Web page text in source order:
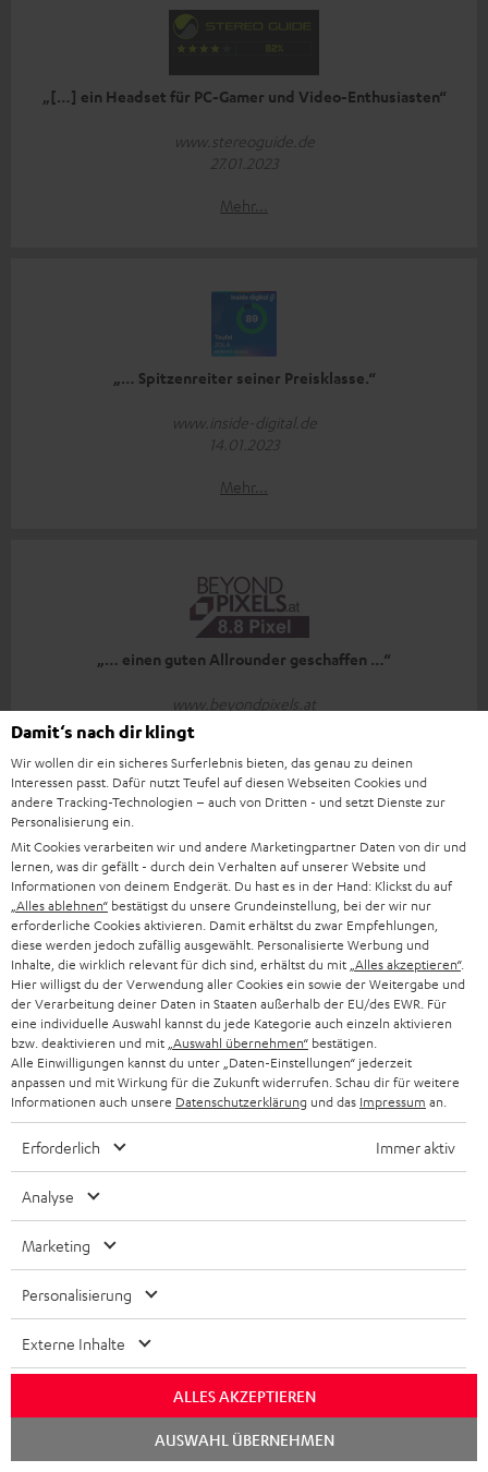
„[…] ein Headset für PC-Gamer und Video-Enthusiasten“
www.stereoguide.de
27.01.2023
Mehr...
„… Spitzenreiter seiner Preisklasse.“
www.inside-digital.de
14.01.2023
Mehr...
„… einen guten Allrounder geschaffen …“
www.beyondpixels.at
Mehr...
„… ein insgesamt harmonisches Klangbild …“
www.konsolenfan.de
09.12.2022
Mehr...
„… überzeugt mit breitem und ausgewogenem Klang für
Damit‘s nach dir klingt
Wir wollen dir ein sicheres Surferlebnis bieten, das genau zu deinen
Interessen passt. Dafür nutzt Teufel auf diesen Webseiten Cookies und
andere Tracking-Technologien – auch von Dritten - und setzt Dienste zur
Personalisierung ein.
Mit Cookies verarbeiten wir und andere Marketingpartner Daten von dir und
lernen, was dir gefällt - durch dein Verhalten auf unserer Website und
Informationen von deinem Endgerät. Du hast es in der Hand: Klickst du auf
„Alles ablehnen“ bestätigst du unsere Grundeinstellung, bei der wir nur
erforderliche Cookies aktivieren. Damit erhältst du zwar Empfehlungen,
diese werden jedoch zufällig ausgewählt. Personalisierte Werbung und
Inhalte, die wirklich relevant für dich sind, erhältst du mit „Alles akzeptieren“.
Hier willigst du der Verwendung aller Cookies ein sowie der Weitergabe und
der Verarbeitung deiner Daten in Staaten außerhalb der EU/des EWR. Für
eine individuelle Auswahl kannst du jede Kategorie auch einzeln aktivieren
bzw. deaktivieren und mit „Auswahl übernehmen“ bestätigen.
Alle Einwilligungen kannst du unter „Daten-Einstellungen“ jederzeit
anpassen und mit Wirkung für die Zukunft widerrufen. Schau dir für weitere
Informationen auch unsere Datenschutzerklärung und das Impressum an.
Erforderlich Immer aktiv
Analyse
Marketing
Personalisierung
Externe Inhalte
ALLES AKZEPTIEREN
AUSWAHL ÜBERNEHMEN